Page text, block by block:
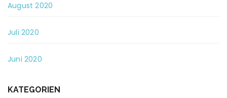
August 2020
Juli 2020
Juni 2020
KATEGORIEN